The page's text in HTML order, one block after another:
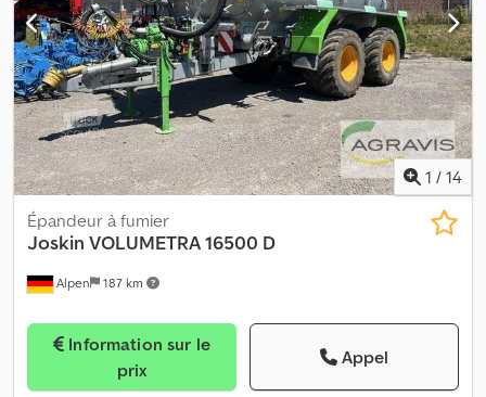
Pompe à vide et répartiteur révisés en hiver 24/25 !
1 / 14
Alpen 187 km
Épandeur à fumier
Joskin VOLUMETRA 16500 D
prix
Appel